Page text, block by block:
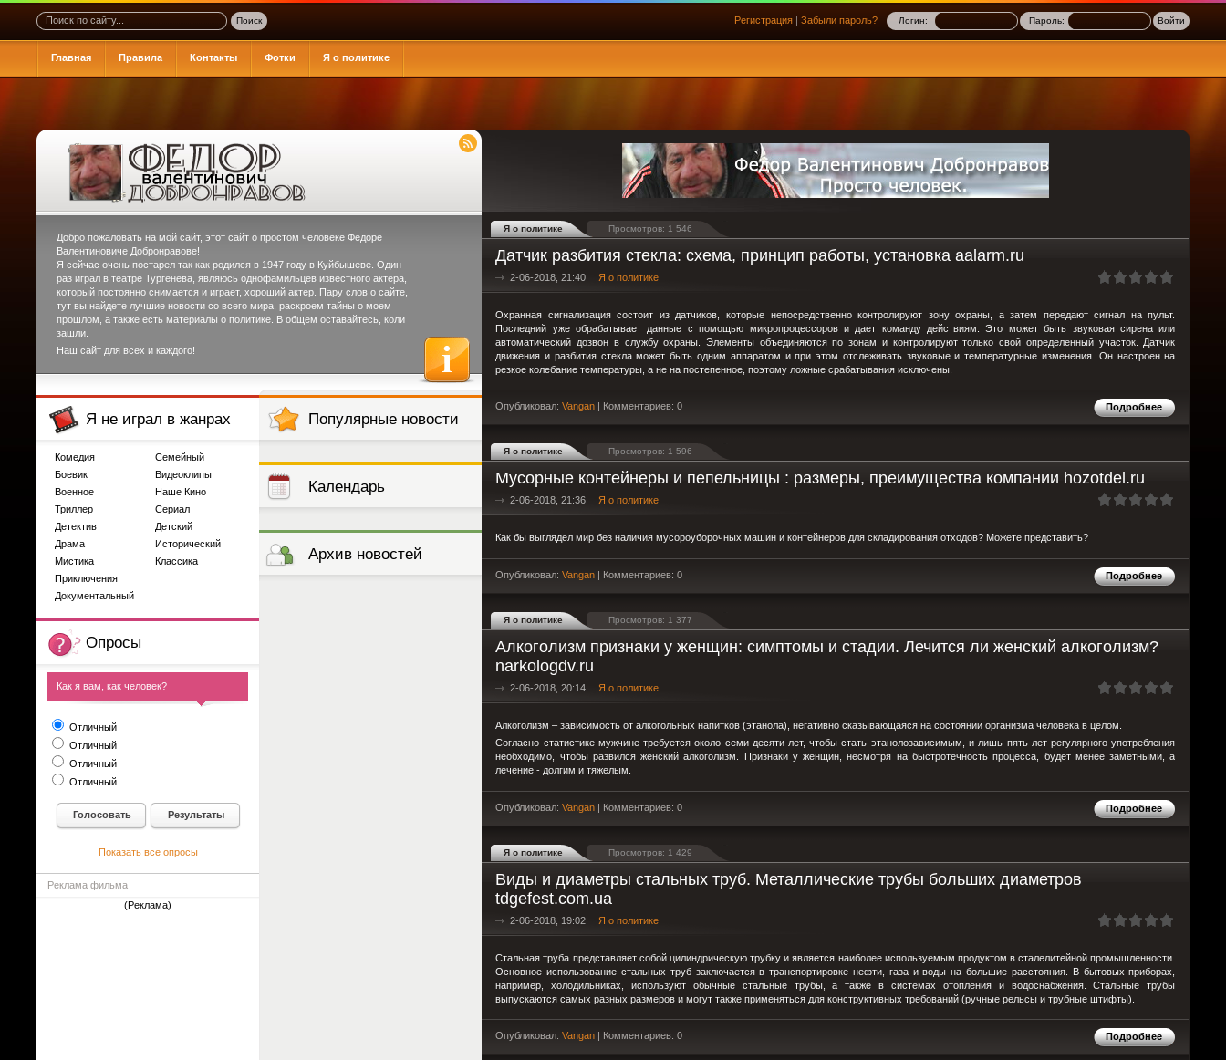
Регистрация| Забыли пароль? Логин: Пароль:
Главная Правила Контакты Фотки Я о политике
Я о политике Просмотров: 1 546
Датчик разбития стекла: схема, принцип работы, установка aalarm.ru
2-06-2018, 21:40 Я о политике
Охранная сигнализация состоит из датчиков, которые непосредственно контролируют зону охраны, а затем передают сигнал на пульт.
Последний уже обрабатывает данные с помощью микропроцессоров и дает команду действиям. Это может быть звуковая сирена или
автоматический дозвон в службу охраны. Элементы объединяются по зонам и контролируют только свой определенный участок. Датчик
движения и разбития стекла может быть одним аппаратом и при этом отслеживать звуковые и температурные изменения. Он настроен на
резкое колебание температуры, а не на постепенное, поэтому ложные срабатывания исключены.
Подробнее
Опубликовал:Vangan | Комментариев: 0
Я о политике Просмотров: 1 596
Мусорные контейнеры и пепельницы : размеры, преимущества компании hozotdel.ru
2-06-2018, 21:36 Я о политике
Как бы выглядел мир без наличия мусороуборочных машин и контейнеров для складирования отходов? Можете представить?
Подробнее
Опубликовал:Vangan | Комментариев: 0
Я о политике Просмотров: 1 377
Алкоголизм признаки у женщин: симптомы и стадии. Лечится ли женский алкоголизм?
narkologdv.ru
2-06-2018, 20:14 Я о политике
Алкоголизм – зависимость от алкогольных напитков (этанола), негативно сказывающаяся на состоянии организма человека в целом.
Согласно статистике мужчине требуется около семи-десяти лет, чтобы стать этанолозависимым, и лишь пять лет регулярного употребления
необходимо, чтобы развился женский алкоголизм. Признаки у женщин, несмотря на быстротечность процесса, будет менее заметными, а
лечение - долгим и тяжелым.
Подробнее
Опубликовал:Vangan | Комментариев: 0
Я о политике Просмотров: 1 429
Виды и диаметры стальных труб. Металлические трубы больших диаметров
tdgefest.com.ua
2-06-2018, 19:02 Я о политике
Стальная труба представляет собой цилиндрическую трубку и является наиболее используемым продуктом в сталелитейной промышленности.
Основное использование стальных труб заключается в транспортировке нефти, газа и воды на большие расстояния. В бытовых приборах,
например, холодильниках, используют обычные стальные трубы, а также в системах отопления и водоснабжения. Стальные трубы
выпускаются самых разных размеров и могут также применяться для конструктивных требований (ручные рельсы и трубные штифты).
Подробнее
Опубликовал:Vangan | Комментариев: 0
Добро пожаловать на мой сайт, этот сайт о простом человекеФедоре
Валентиновиче Добронравове!
Я сейчас очень постарел так как родился в 1947 году в Куйбышеве. Один
раз играл в театре Тургенева, являюсь однофамильцев известного актера,
который постоянно снимается и играет, хороший актер. Пару слов о сайте,
тут вы найдете лучшие новости со всего мира, раскроем тайны о моем
прошлом, а также есть материалы о политике. В общем оставайтесь, коли
зашли.
Наш сайт для всех и каждого!
Я не играл в жанрах
Комедия
Боевик
Военное
Триллер
Детектив
Драма
Мистика
Приключения
Документальный
Семейный
Видеоклипы
Наше Кино
Сериал
Детский
Исторический
Классика
Опросы
Как я вам, как человек?
Отличный
Отличный
Отличный
Отличный
Показать все опросы
Реклама фильма
(Реклама)
Популярные новости
Календарь
выступлений
Архив новостей